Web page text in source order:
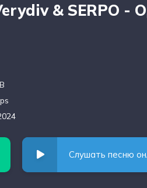
& SERPO -
Слушать песню